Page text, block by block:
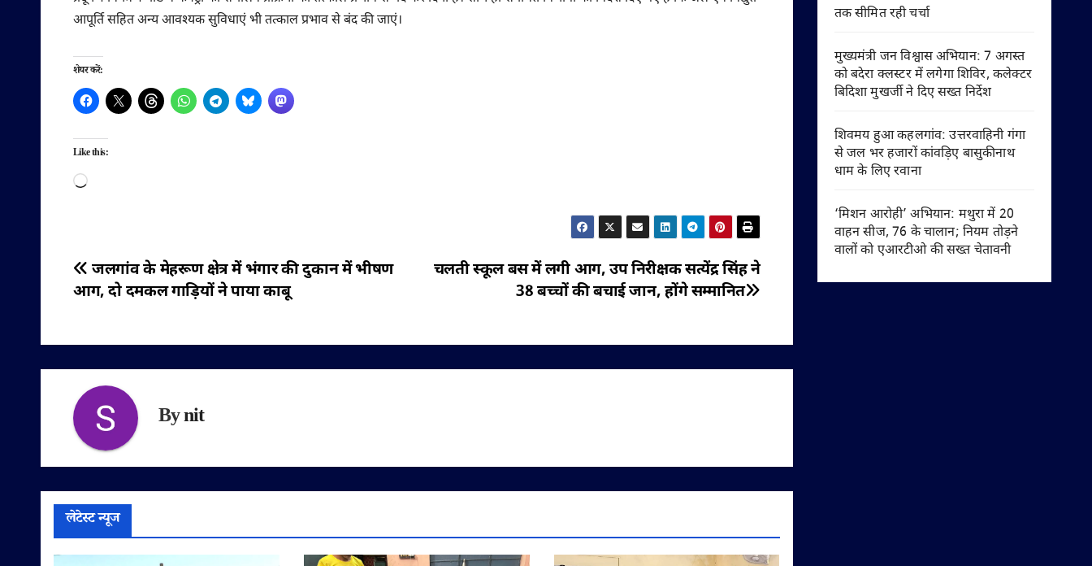
आपूर्ति सहित अन्य आवश्यक सुविधाएं भी तत्काल प्रभाव से बंद की जाएं।
शेयर करें:
Like this:
Loading…
पोस्ट
नेविगेशन
चलती स्कूल बस में लगी आग, उप निरीक्षक सत्येंद्र सिंह ने
38 बच्चों की बचाई जान, होंगे सम्मानित
जलगांव के मेहरूण क्षेत्र में भंगार की दुकान में भीषण
आग, दो दमकल गाड़ियों ने पाया काबू
Bynit
लेटेस्ट न्यूज
तक सीमित रही चर्चा
मुख्यमंत्री जन विश्वास अभियान: 7 अगस्त
को बदेरा क्लस्टर में लगेगा शिविर, कलेक्टर
बिदिशा मुखर्जी ने दिए सख्त निर्देश
शिवमय हुआ कहलगांव: उत्तरवाहिनी गंगा
से जल भर हजारों कांवड़िए बासुकीनाथ
धाम के लिए रवाना
‘मिशन आरोही’ अभियान: मथुरा में 20
वाहन सीज, 76 के चालान; नियम तोड़ने
वालों को एआरटीओ की सख्त चेतावनी